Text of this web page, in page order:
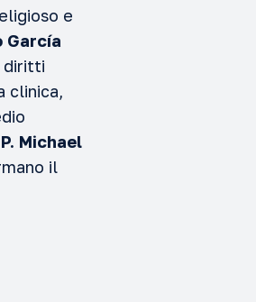
e
García
diritti
clinica,
Michael
il